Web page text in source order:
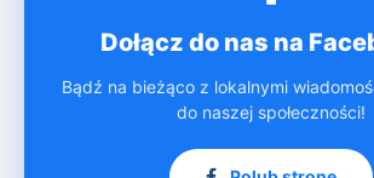
Dołącz do nas na
Bądź na bieżąco z lokalnymi
do naszej społeczności!